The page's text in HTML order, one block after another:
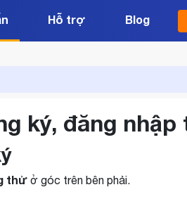
Hỗ trợ Blog
ký, đăng nhập
thử ở góc trên bên phải.